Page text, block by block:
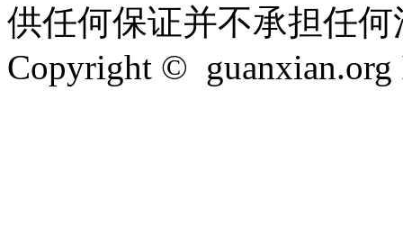
供任何保证并不承担任
Copyright © guanxian.org